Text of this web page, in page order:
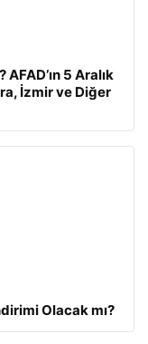
5 Aralık
İzmir ve Diğer
Olacak mı?